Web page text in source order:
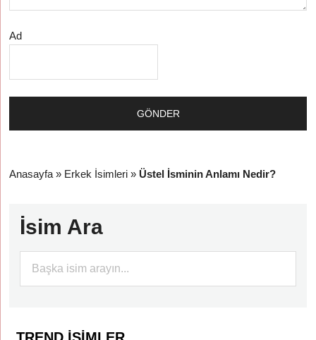
Ad
Anasayfa » Erkek İsimleri » Üstel İsminin Anlamı Nedir?
İsim Ara
TREND İSIMLER